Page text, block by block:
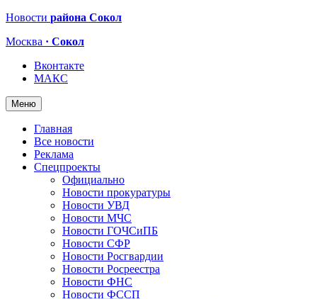
Новости района Сокол
Москва · Сокол
Вконтакте
МАКС
Меню
Главная
Все новости
Реклама
Спецпроекты
Официально
Новости прокуратуры
Новости УВД
Новости МЧС
Новости ГОЧСиПБ
Новости СФР
Новости Росгвардии
Новости Росреестра
Новости ФНС
Новости ФССП